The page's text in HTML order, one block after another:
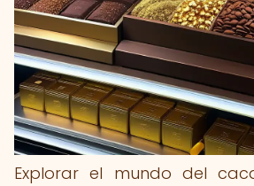
Explorar el mundo del